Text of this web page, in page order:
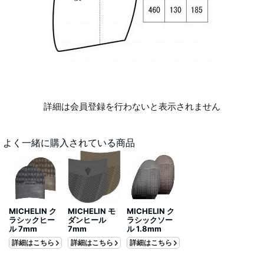
詳細は会員登録を行わないと表示されません
よく一緒に購入されている商品
MICHELIN ク
ラシックヒー
ル 7mm
詳細はこちら
MICHELIN モ
ダンヒール
7mm
詳細はこちら
MICHELIN ク
ラシックソー
ル 1.8mm
詳細はこちら